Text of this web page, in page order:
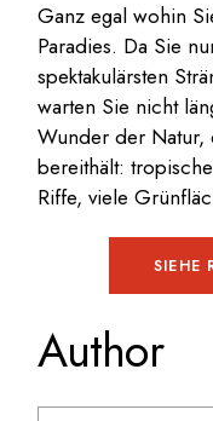
Ganz egal wohin
Paradies. Da Sie
spektakulärsten
warten Sie nicht
Wunder der Natur,
bereithält:
Riffe, viele
SIEHE
Author